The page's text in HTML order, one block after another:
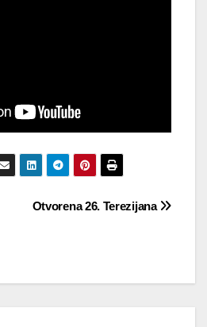
Otvorena 26. Terezijana